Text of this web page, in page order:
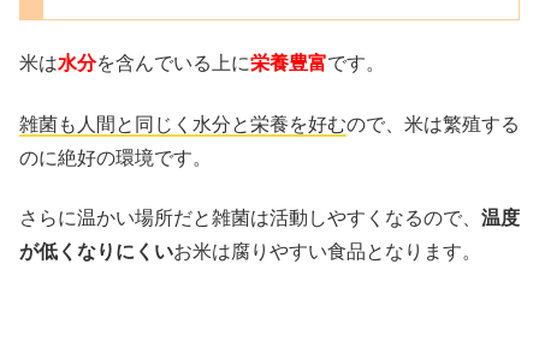
米は水分を含んでいる上に栄養豊富です。
雑菌も人間と同じく水分と栄養を好むので、米は繁殖する
のに絶好の環境です。
さらに温かい場所だと雑菌は活動しやすくなるので、 温度
が低くなりにくいお米は腐りやすい食品となります。